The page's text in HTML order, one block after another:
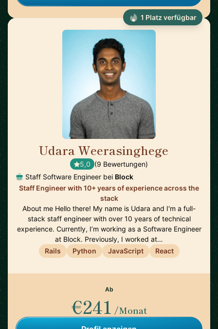
Udara Weerasinghege
5,0 (9 Bewertungen)
Staff Software Engineer bei Block
Staff Engineer with 10+ years of experience across the
stack
About me Hello there! My name is Udara and I'm a full-
stack staff engineer with over 10 years of technical
experience. Currently, I’m working as a Software Engineer
at Block. Previously, I worked at…
Rails
Python JavaScript React
Ab
€241 /Monat
1 Platz verfügbar